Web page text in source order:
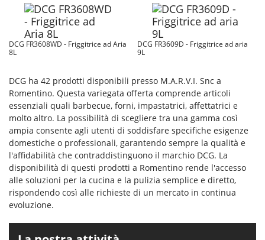
DCG FR3608WD - Friggitrice ad Aria
8L
DCG FR3609D - Friggitrice ad aria
9L
DCG ha 42 prodotti disponibili presso M.A.R.V.I. Snc a
Romentino. Questa variegata offerta comprende articoli
essenziali quali barbecue, forni, impastatrici, affettatrici e
molto altro. La possibilità di scegliere tra una gamma così
ampia consente agli utenti di soddisfare specifiche esigenze
domestiche o professionali, garantendo sempre la qualità e
l'affidabilità che contraddistinguono il marchio DCG. La
disponibilità di questi prodotti a Romentino rende l'accesso
alle soluzioni per la cucina e la pulizia semplice e diretto,
rispondendo così alle richieste di un mercato in continua
evoluzione.